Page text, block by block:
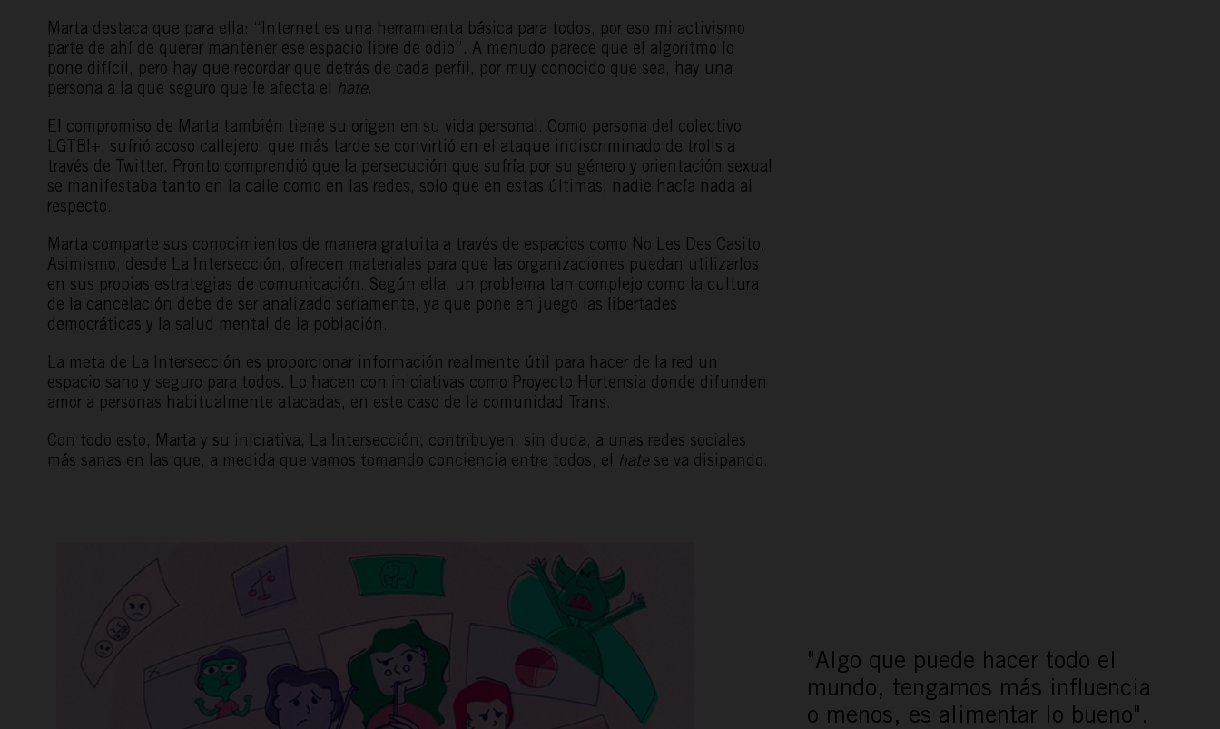
ACTÚA
REPORTAJES
TAMAYO
ESPAÑA RURAL
Marta destaca que para ella: “Internet es una herramienta básica para todos, por eso mi activismo
parte de ahí de querer mantener ese espacio libre de odio”. A menudo parece que el algoritmo lo
pone difícil, pero hay que recordar que detrás de cada perfil, por muy conocido que sea, hay una
persona a la que seguro que le afecta el hate.
El compromiso de Marta también tiene su origen en su vida personal. Como persona del colectivo
LGTBI+, sufrió acoso callejero, que más tarde se convirtió en el ataque indiscriminado de trolls a
través de Twitter. Pronto comprendió que la persecución que sufría por su género y orientación sexual
se manifestaba tanto en la calle como en las redes, solo que en estas últimas, nadie hacía nada al
respecto.
Marta comparte sus conocimientos de manera gratuita a través de espacios como No Les Des Casito.
Asimismo, desde La Intersección, ofrecen materiales para que las organizaciones puedan utilizarlos
en sus propias estrategias de comunicación. Según ella, un problema tan complejo como la cultura
de la cancelación debe de ser analizado seriamente, ya que pone en juego las libertades
democráticas y la salud mental de la población.
La meta de La Intersección es proporcionar información realmente útil para hacer de la red un
espacio sano y seguro para todos. Lo hacen con iniciativas como Proyecto Hortensia donde difunden
amor a personas habitualmente atacadas, en este caso de la comunidad Trans.
Con todo esto, Marta y su iniciativa, La Intersección, contribuyen, sin duda, a unas redes sociales
más sanas en las que, a medida que vamos tomando conciencia entre todos, el hate se va disipando.
"Algo que puede hacer todo el
mundo, tengamos más influencia
o menos, es alimentar lo bueno".